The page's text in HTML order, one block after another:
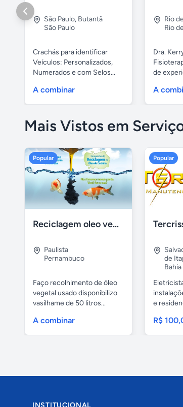
São Paulo, Butantâ
São Paulo
Crachás para identificar
Veículos: Personalizados,
Numerados e com Selos...
A combinar
Rio
Rio
Dra.
de
A
Mais Vistos em
Popular
Reciclagem oleo vegetal
Paulista
Pernambuco
Faço recolhimento de óleo
vegetal usado disponibilizo
vasilhame de 50 litros...
A combinar
Popular
de
Bahia
e
R$
INSTITUCIONAL